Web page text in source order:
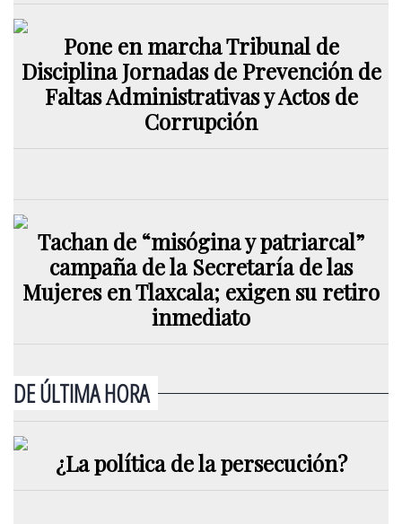
Pone en marcha Tribunal de
Disciplina Jornadas de Prevención de
Faltas Administrativas y Actos de
Corrupción
Tachan de “misógina y patriarcal”
campaña de la Secretaría de las
Mujeres en Tlaxcala; exigen su retiro
inmediato
DE ÚLTIMA HORA
¿La política de la persecución?